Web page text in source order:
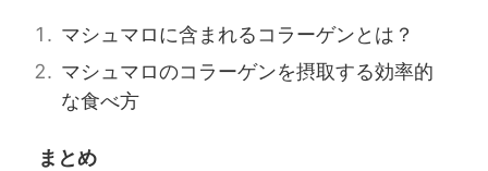
マシュマロに含まれるコラーゲンとは？
マシュマロのコラーゲンを摂取する効率的
な食べ方
まとめ